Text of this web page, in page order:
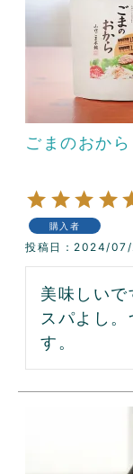
ごまのおから
購入者
投稿日 2024/07/
美味しいで
スパよし
す。